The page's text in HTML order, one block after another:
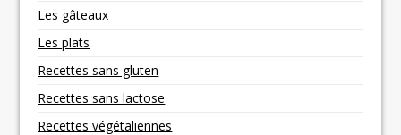
Les gâteaux
Les plats
Recettes sans gluten
Recettes sans lactose
Recettes végétaliennes